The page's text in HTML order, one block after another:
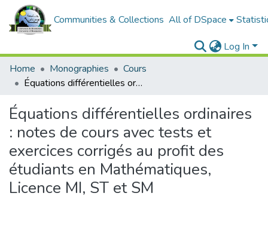
Communities & Collections All of DSpace
Log In
Home
Monographies
Cours
Équations différentielles ordinaires : notes de cours avec tests et exercices corrigés au profit des étudiants en Mathématiques, Licence MI, ST et SM
Équations différentielles ordinaires
: notes de cours avec tests et
exercices corrigés au profit des
étudiants en Mathématiques,
Licence MI, ST et SM